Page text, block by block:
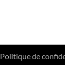
Politique de